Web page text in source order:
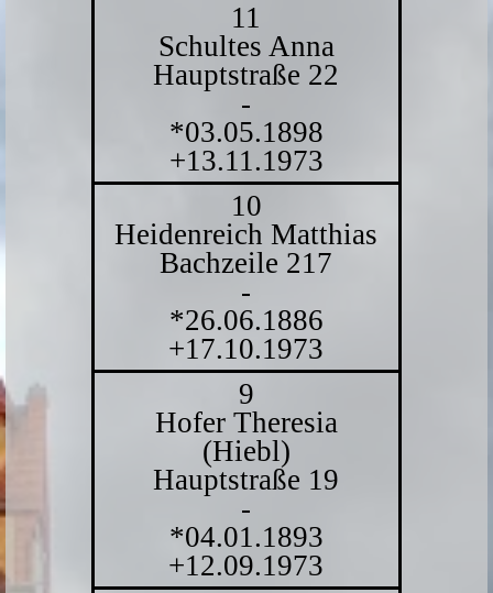
11
Schultes Anna
Hauptstraße 22
-
*03.05.1898
+13.11.1973
10
Heidenreich Matthias
Bachzeile 217
-
*26.06.1886
+17.10.1973
9
Hofer Theresia
(Hiebl)
Hauptstraße 19
-
*04.01.1893
+12.09.1973